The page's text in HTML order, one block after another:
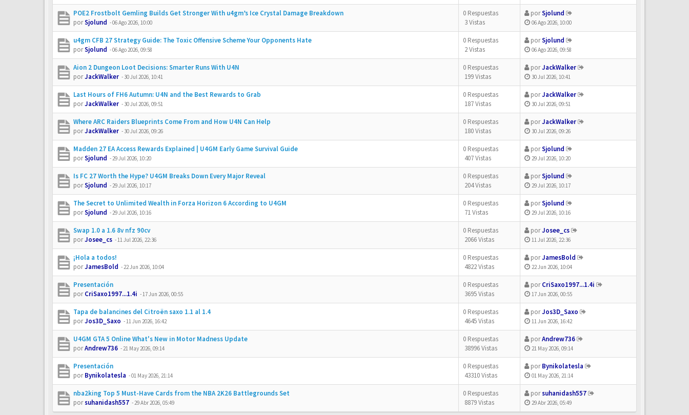
POE2 Frostbolt Gemling Builds Get Stronger With u4gm’s Ice Crystal Damage Breakdown
porSjolund -06 Ago 2026, 10:00
0 Respuestas
3 Vistas
porSjolund
06 Ago 2026, 10:00
u4gm CFB 27 Strategy Guide: The Toxic Offensive Scheme Your Opponents Hate
porSjolund -06 Ago 2026, 09:58
0 Respuestas
2 Vistas
porSjolund
06 Ago 2026, 09:58
Aion 2 Dungeon Loot Decisions: Smarter Runs With U4N
porJackWalker - 30 Jul 2026, 10:41
0 Respuestas
199 Vistas
porJackWalker
30 Jul 2026, 10:41
Last Hours of FH6 Autumn: U4N and the Best Rewards to Grab
porJackWalker -30 Jul 2026, 09:51
0 Respuestas
187 Vistas
porJackWalker
30 Jul 2026, 09:51
Where ARC Raiders Blueprints Come From and How U4N Can Help
porJackWalker - 30 Jul 2026, 09:26
0 Respuestas
180 Vistas
porJackWalker
30 Jul 2026, 09:26
Madden 27 EA Access Rewards Explained | U4GM Early Game Survival Guide
porSjolund -29 Jul 2026, 10:20
0 Respuestas
407 Vistas
porSjolund
29 Jul 2026, 10:20
Is FC 27 Worth the Hype? U4GM Breaks Down Every Major Reveal
porSjolund -29 Jul 2026, 10:17
0 Respuestas
204 Vistas
porSjolund
29 Jul 2026, 10:17
The Secret to Unlimited Wealth in Forza Horizon 6 According to U4GM
porSjolund -29 Jul 2026, 10:16
0 Respuestas
71 Vistas
porSjolund
29 Jul 2026, 10:16
Swap 1.0 a 1.6 8v nfz 90cv
porJosee_cs -11 Jul 2026, 22:36
0 Respuestas
2066 Vistas
porJosee_cs
11 Jul 2026, 22:36
¡Hola a todos!
porJamesBold -22 Jun 2026, 10:04
0 Respuestas
4822 Vistas
porJamesBold
22 Jun 2026, 10:04
Presentación
porCriSaxo1997...1.4i -17 Jun 2026, 00:55
0 Respuestas
3695 Vistas
porCriSaxo1997...1.4i
17 Jun 2026, 00:55
Tapa de balancines del Citroën saxo 1.1 al 1.4
porJos3D_Saxo -11 Jun 2026, 16:42
0 Respuestas
4645 Vistas
porJos3D_Saxo
11 Jun 2026, 16:42
U4GM GTA 5 Online What's New in Motor Madness Update
porAndrew736 -21 May 2026, 09:14
0 Respuestas
38996 Vistas
porAndrew736
21 May 2026, 09:14
Presentación
porBynikolatesla -01 May 2026, 21:14
0 Respuestas
43310 Vistas
porBynikolatesla
01 May 2026, 21:14
nba2king Top 5 Must-Have Cards from the NBA 2K26 Battlegrounds Set
porsuhanidash557 -29 Abr 2026, 05:49
0 Respuestas
8879 Vistas
porsuhanidash557
29 Abr 2026, 05:49